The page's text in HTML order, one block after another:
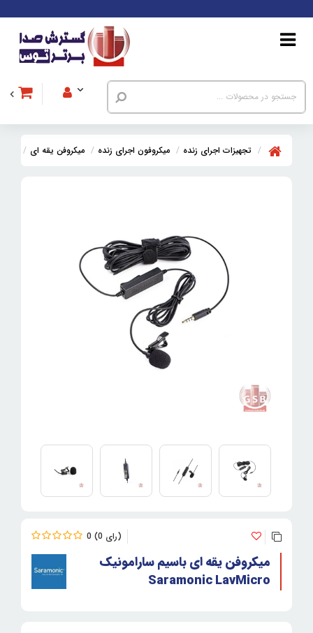
تجهیزات اجرای زنده میکروفون اجرای زنده میکروفن یقه ای
0 0
میکروفن یقه ای باسیم سارامونیک
Saramonic LavMicro